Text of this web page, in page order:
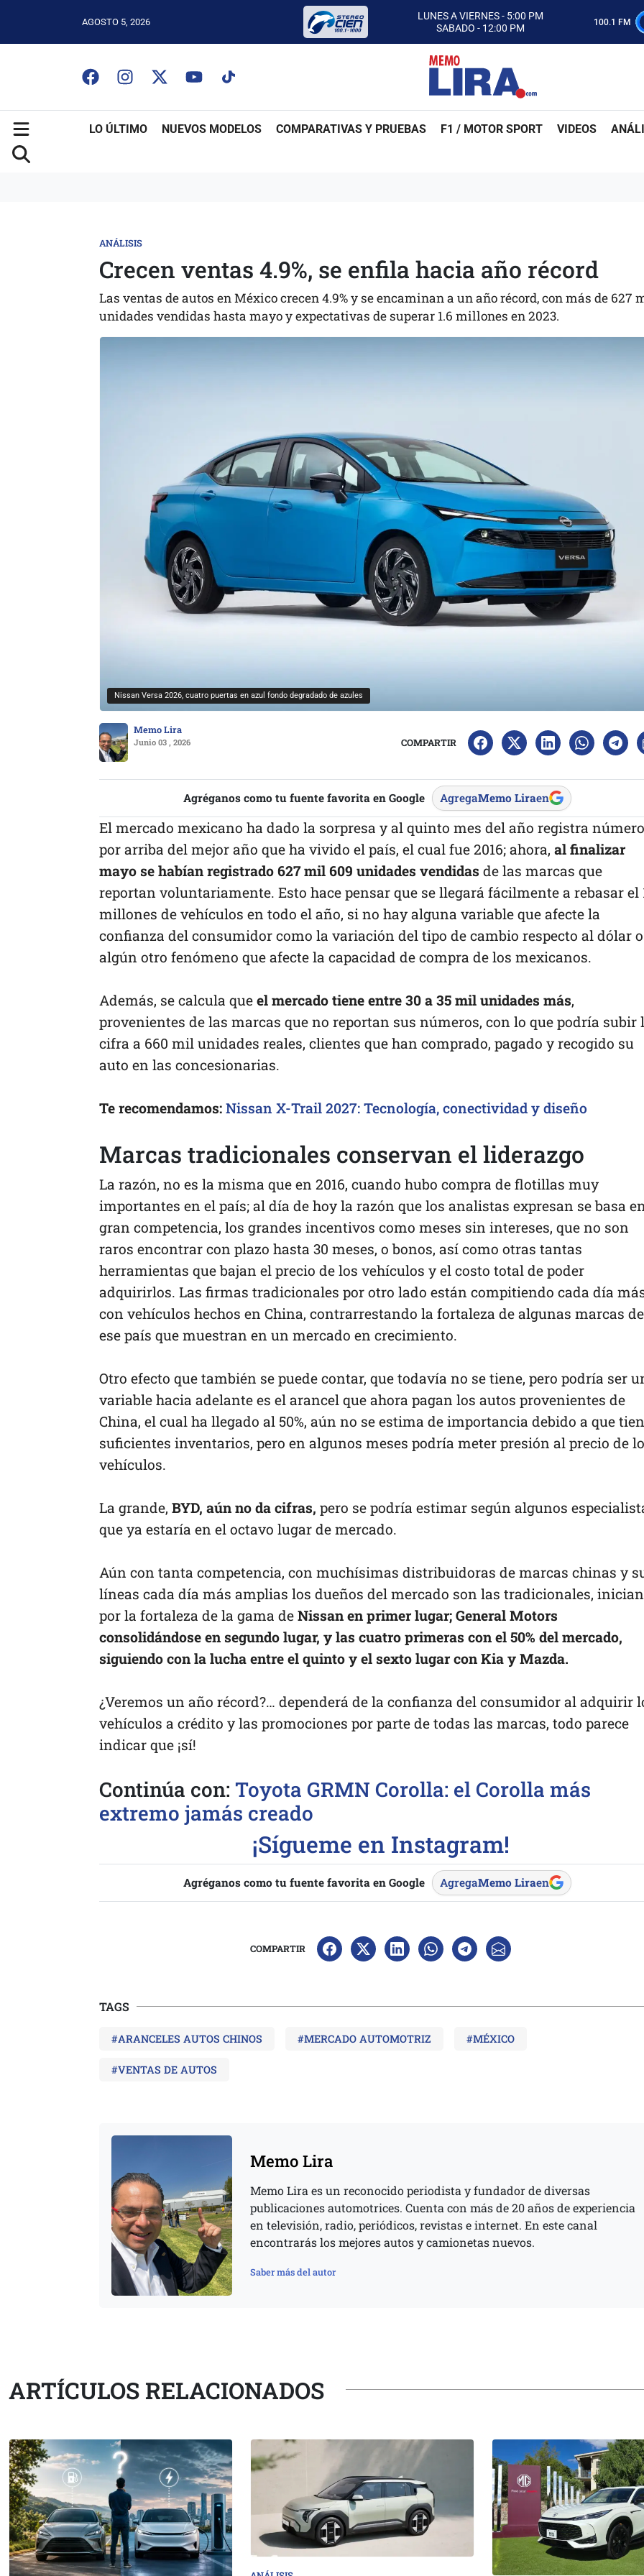
AGOSTO 5, 2026
LUNES A VIERNES - 5:00 PM
SABADO - 12:00 PM
ESCUCHA AUTOS AL CIEN
CON MEMO LIRA Y SU EQUIPO
LUNES A VIERNES - 5:00 PM
SABADO - 12:00 PM
100.1 FM
LO ÚLTIMO NUEVOS MODELOS COMPARATIVAS Y PRUEBAS F1 / MOTOR SPORT VIDEOS
ANÁLISIS
Crecen ventas 4.9%, se enfila hacia año récord
Las ventas de autos en México crecen 4.9% y se encaminan a un año récord, con más de 627
unidades vendidas hasta mayo y expectativas de superar 1.6 millones en 2023.
Nissan Versa 2026, cuatro puertas en azul fondo degradado de azules
Memo Lira
Junio 03 , 2026 COMPARTIR
Agréganos como tu fuente favorita en Google AgregaMemo Liraen
El mercado mexicano ha dado la sorpresa y al quinto mes del año registra
por arriba del mejor año que ha vivido el país, el cual fue 2016; ahora, al finalizar
mayo se habían registrado 627 mil 609 unidades vendidas de las marcas que
reportan voluntariamente. Esto hace pensar que se llegará fácilmente a rebasar el
millones de vehículos en todo el año, si no hay alguna variable que afecte la
confianza del consumidor como la variación del tipo de cambio respecto al dólar o
algún otro fenómeno que afecte la capacidad de compra de los mexicanos.
Además, se calcula que el mercado tiene entre 30 a 35 mil unidades más,
provenientes de las marcas que no reportan sus números, con lo que podría subir
cifra a 660 mil unidades reales, clientes que han comprado, pagado y recogido su
auto en las concesionarias.
Te recomendamos: Nissan X-Trail 2027: Tecnología, conectividad y diseño
Marcas tradicionales conservan el liderazgo
La razón, no es la misma que en 2016, cuando hubo compra de flotillas muy
importantes en el país; al día de hoy la razón que los analistas expresan se basa
gran competencia, los grandes incentivos como meses sin intereses, que no son
raros encontrar con plazo hasta 30 meses, o bonos, así como otras tantas
herramientas que bajan el precio de los vehículos y el costo total de poder
adquirirlos. Las firmas tradicionales por otro lado están compitiendo cada día
con vehículos hechos en China, contrarrestando la fortaleza de algunas marcas de
ese país que muestran en un mercado en crecimiento.
Otro efecto que también se puede contar, que todavía no se tiene, pero podría ser
variable hacia adelante es el arancel que ahora pagan los autos provenientes de
China, el cual ha llegado al 50%, aún no se estima de importancia debido a que
suficientes inventarios, pero en algunos meses podría meter presión al precio de
vehículos.
La grande, BYD, aún no da cifras, pero se podría estimar según algunos
que ya estaría en el octavo lugar de mercado.
Aún con tanta competencia, con muchísimas distribuidoras de marcas chinas y
líneas cada día más amplias los dueños del mercado son las tradicionales,
por la fortaleza de la gama de Nissan en primer lugar; General Motors
consolidándose en segundo lugar, y las cuatro primeras con el 50% del mercado,
siguiendo con la lucha entre el quinto y el sexto lugar con Kia y Mazda.
¿Veremos un año récord?… dependerá de la confianza del consumidor al adquirir
vehículos a crédito y las promociones por parte de todas las marcas, todo parece
indicar que ¡sí!
Continúa con: Toyota GRMN Corolla: el Corolla más
extremo jamás creado
¡Sígueme en Instagram!
Agréganos como tu fuente favorita en Google AgregaMemo Liraen
COMPARTIR
TAGS
#ARANCELES AUTOS CHINOS #MERCADO AUTOMOTRIZ #MÉXICO
#VENTAS DE AUTOS
Memo Lira
Memo Lira es un reconocido periodista y fundador de diversas
publicaciones automotrices. Cuenta con más de 20 años de experiencia
en televisión, radio, periódicos, revistas e internet. En este canal
encontrarás los mejores autos y camionetas nuevos.
Saber más del autor
ARTÍCULOS RELACIONADOS